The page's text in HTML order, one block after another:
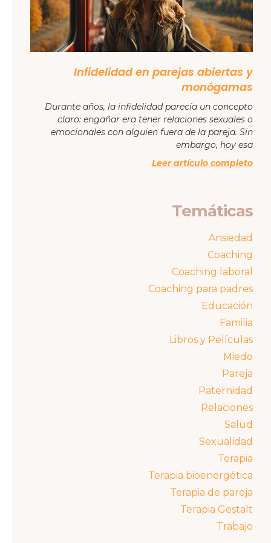
Infidelidad en parejas abiertas y
monógamas
Durante años, la infidelidad parecía un concepto
claro: engañar era tener relaciones sexuales o
emocionales con alguien fuera de la pareja. Sin
embargo, hoy esa
Leer artículo completo
Temáticas
Ansiedad
Coaching
Coaching laboral
Coaching para padres
Educación
Familia
Libros y Películas
Miedo
Pareja
Paternidad
Relaciones
Salud
Sexualidad
Terapia
Terapia bioenergética
Terapia de pareja
Terapia Gestalt
Trabajo